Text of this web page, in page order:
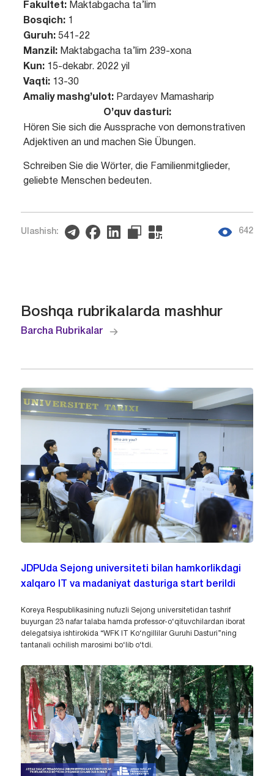
Fakultet:Maktabgacha ta’lim
Bosqich:1
Guruh:541-22
Manzil:Maktabgacha ta’lim 239-xona
Kun: 15-dekabr. 2022 yil
Vaqti:13-30
Amaliy mashg’ulot:Pardayev Mamasharip
O’quv dasturi:
Hören Sie sich die Aussprache von demonstrativen
Adjektiven an und machen Sie Übungen.
Schreiben Sie die Wörter, die Familienmitglieder,
geliebte Menschen bedeuten.
Ulashish: 642
Boshqa rubrikalarda mashhur
Barcha Rubrikalar
JDPUda Sejong universiteti bilan hamkorlikdagi
xalqaro IT va madaniyat dasturiga start berildi
Koreya Respublikasining nufuzli Sejong universitetidan tashrif
buyurgan 23 nafar talaba hamda professor-o‘qituvchilardan iborat
delegatsiya ishtirokida “WFK IT Ko‘ngillilar Guruhi Dasturi”ning
tantanali ochilish marosimi bo‘lib o‘tdi.